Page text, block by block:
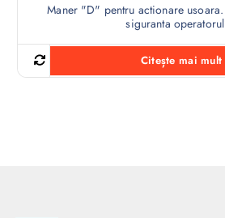
Maner "D" pentru actionare
siguranta
Citește mai mult